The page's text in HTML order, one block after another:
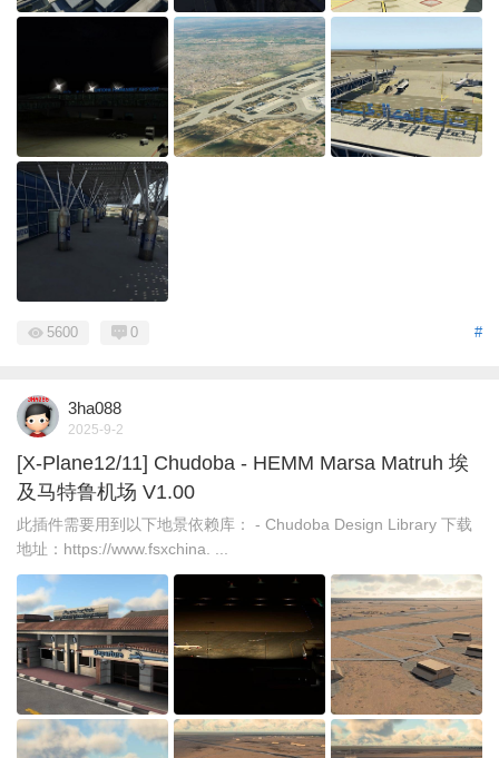
#
5600 0
3ha088
2025-9-2
[X-Plane12/11] Chudoba - HEMM Marsa Matruh 埃
及马特鲁机场 V1.00
此插件需要用到以下地景依赖库： - Chudoba Design Library 下载
地址：https://www.fsxchina. ...